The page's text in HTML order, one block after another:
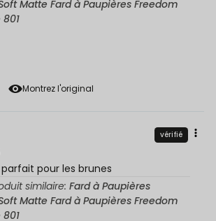
Montrez l'original
Matte Fard à Paupières Freedom
vérifié
pour les brunes
similaire: Fard à Paupières
Matte Fard à Paupières Freedom